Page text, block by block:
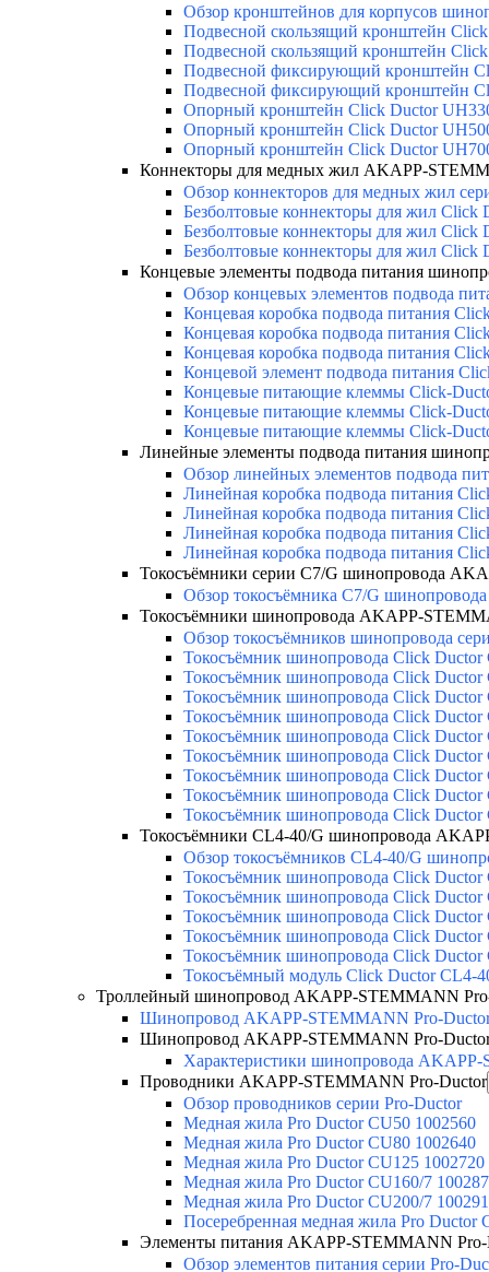
Обзор кронштейнов для корпусов
Подвесной скользящий кронштейн
Подвесной скользящий кронштейн
Подвесной фиксирующий кронштейн
Подвесной фиксирующий кронштейн
Опорный кронштейн Click Ductor
Опорный кронштейн Click Ductor
Опорный кронштейн Click Ductor
Коннекторы для медных жил AKAPP-
Обзор коннекторов для медных жил
Безболтовые коннекторы для жил Click
Безболтовые коннекторы для жил Click
Безболтовые коннекторы для жил Click
Концевые элементы подвода питания
Обзор концевых элементов подвода
Концевая коробка подвода питания
Концевая коробка подвода питания
Концевая коробка подвода питания
Концевой элемент подвода питания
Концевые питающие клеммы Click-
Концевые питающие клеммы Click-
Концевые питающие клеммы Click-
Линейные элементы подвода питания
Обзор линейных элементов подвода
Линейная коробка подвода питания
Линейная коробка подвода питания
Линейная коробка подвода питания
Линейная коробка подвода питания
Токосъёмники серии С7/G шинопровода
Обзор токосъёмника С7/G
Токосъёмники шинопровода AKAPP-
Обзор токосъёмников шинопровода
Токосъёмник шинопровода Click Ductor
Токосъёмник шинопровода Click Ductor
Токосъёмник шинопровода Click Ductor
Токосъёмник шинопровода Click Ductor
Токосъёмник шинопровода Click Ductor
Токосъёмник шинопровода Click Ductor
Токосъёмник шинопровода Click Ductor
Токосъёмник шинопровода Click Ductor
Токосъёмник шинопровода Click Ductor
Токосъёмники СL4-40/G шинопровода
Обзор токосъёмников СL4-40/G
Токосъёмник шинопровода Click Ductor
Токосъёмник шинопровода Click Ductor
Токосъёмник шинопровода Click Ductor
Токосъёмник шинопровода Click Ductor
Токосъёмник шинопровода Click Ductor
Токосъёмный модуль Click Ductor CL4-
Троллейный шинопровод AKAPP-STEMMANN
Шинопровод AKAPP-STEMMANN Pro-
Шинопровод AKAPP-STEMMANN Pro-
Характеристики шинопровода
Проводники AKAPP-STEMMANN Pro-Ductor
Обзор проводников серии Pro-Ductor
Медная жила Pro Ductor CU50 1002560
Медная жила Pro Ductor CU80 1002640
Медная жила Pro Ductor CU125 1002720
Медная жила Pro Ductor CU160/7
Медная жила Pro Ductor CU200/7
Посеребренная медная жила Pro Ductor
Элементы питания AKAPP-STEMMANN Pro-
Обзор элементов питания серии Pro-